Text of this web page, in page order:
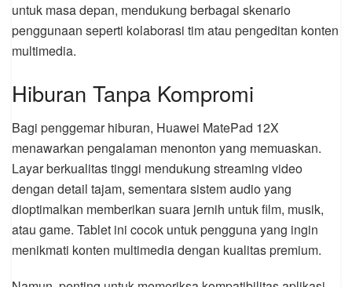
untuk masa depan, mendukung berbagai skenario
penggunaan seperti kolaborasi tim atau pengeditan konten
multimedia.
Hiburan Tanpa Kompromi
Bagi penggemar hiburan, Huawei MatePad 12X
menawarkan pengalaman menonton yang memuaskan.
Layar berkualitas tinggi mendukung streaming video
dengan detail tajam, sementara sistem audio yang
dioptimalkan memberikan suara jernih untuk film, musik,
atau game. Tablet ini cocok untuk pengguna yang ingin
menikmati konten multimedia dengan kualitas premium.